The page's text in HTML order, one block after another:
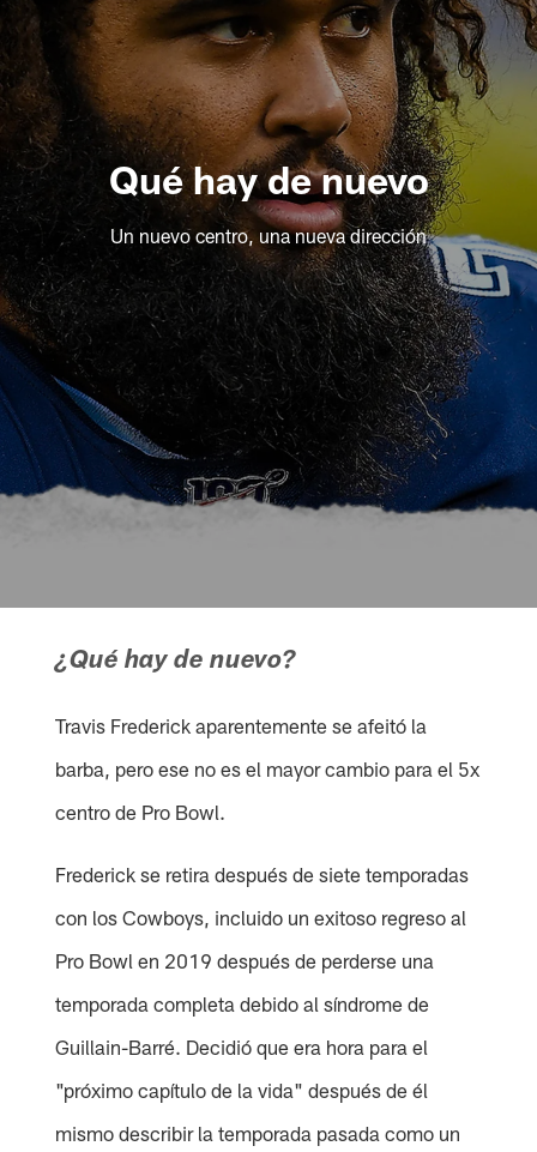
Qué hay de nuevo
Un nuevo centro, una nueva dirección
¿Qué hay de nuevo?
Travis Frederick aparentemente se afeitó la
barba, pero ese no es el mayor cambio para el 5x
centro de Pro Bowl.
Frederick se retira después de siete temporadas
con los Cowboys, incluido un exitoso regreso al
Pro Bowl en 2019 después de perderse una
temporada completa debido al síndrome de
Guillain-Barré. Decidió que era hora para el
"próximo capítulo de la vida" después de él
mismo describir la temporada pasada como un